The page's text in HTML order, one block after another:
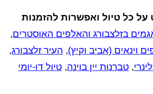
כל טיול ואפשרות להזמנות
בזלצבורג והאלפים האוסטרים,
(אביב וקיץ),העיר זלצבורג,
,טברנות יין בוינה,טיול דו-יומי